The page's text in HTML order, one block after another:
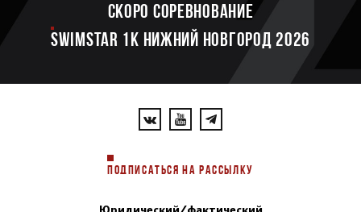
Скоро соревнование
SWIMSTAR 1K НИЖНИЙ НОВГОРОД 2026
ПОДПИСАТЬСЯ НА РАССЫЛКУ